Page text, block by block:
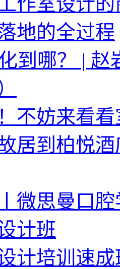
地的全过程
到哪？ |
不妨来看
居到柏悦
微思曼口
计班
计培训速成